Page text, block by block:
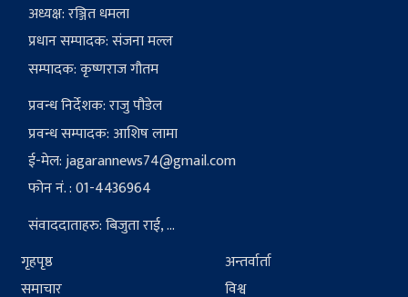
अध्यक्ष: रञ्जित धमला
प्रधान सम्पादक: संजना मल्ल
सम्पादक: कृष्णराज गौतम
प्रवन्ध निर्देशक: राजु पौडेल
प्रवन्ध सम्पादक: आशिष लामा
ई-मेल:jagarannews74@gmail.com
फोन नं. : 01-4436964
संवाददाताहरु: बिजुता राई, ...
गृहपृष्ठ
समाचार
अन्तर्वार्ता
विश्व